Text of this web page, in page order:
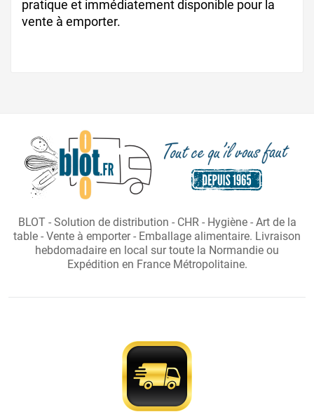
pratique et immédiatement disponible pour la
vente à emporter.
BLOT - Solution de distribution - CHR - Hygiène - Art de la
table - Vente à emporter - Emballage alimentaire. Livraison
hebdomadaire en local sur toute la Normandie ou
Expédition en France Métropolitaine.